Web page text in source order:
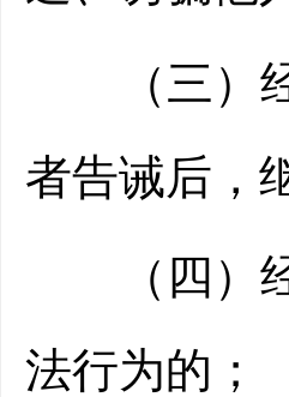
（三）经
者告诫后，
（四）经
法行为的；